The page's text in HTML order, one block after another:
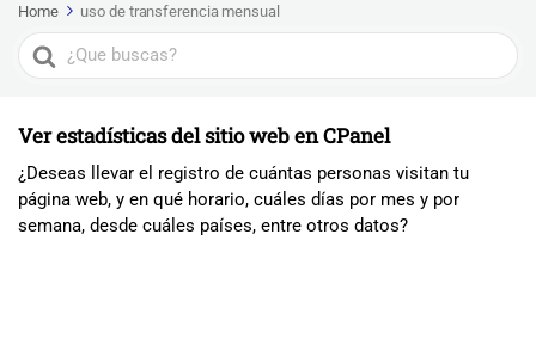
Home uso de transferencia mensual
Search
For
Ver estadísticas del sitio web en CPanel
¿Deseas llevar el registro de cuántas personas visitan tu
página web, y en qué horario, cuáles días por mes y por
semana, desde cuáles países, entre otros datos?